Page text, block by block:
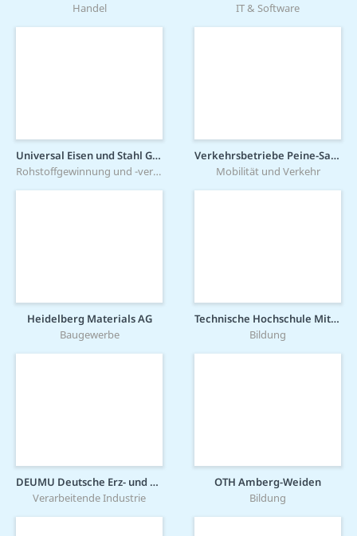
Handel
IT & Software
Universal Eisen und Stahl GmbH
Rohstoffgewinnung und -verarbeitung
Verkehrsbetriebe Peine-Salzgitter GmbH
Mobilität und Verkehr
Heidelberg Materials AG
Baugewerbe
Technische Hochschule Mittelhessen
Bildung
DEUMU Deutsche Erz- und Metall-Union GmbH
Verarbeitende Industrie
OTH Amberg-Weiden
Bildung